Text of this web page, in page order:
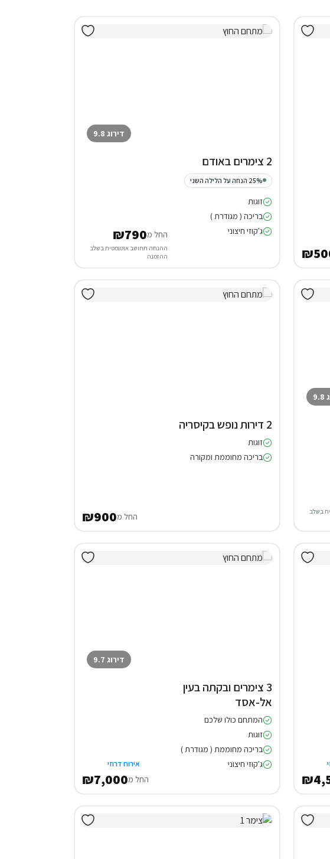
דירוג 9.8
2 צימרים באודם
25% הנחה על הלילה השני
זוגות
בריכה ( מגודרת )
ג'קוזי חיצוני
החל מ₪790
ההנחה תחושב אוטומטית בשלב
ההזמנה
בשלב
2 דירות נופש בקיסריה
זוגות
בריכה מחוממת ומקורה
החל מ₪900
דירוג 9.7
3 צימרים ובקתה בעין
אל-אסד
המתחם כולו שלכם
זוגות
בריכה מחוממת ( מגודרת )
ג'קוזי חיצוני
אירוח דרוזי
החל מ₪7,000